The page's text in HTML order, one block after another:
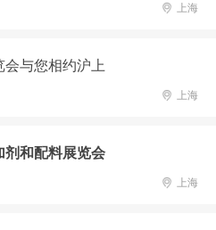
上海
与您相约沪上
上海
剂和配料展览会
上海